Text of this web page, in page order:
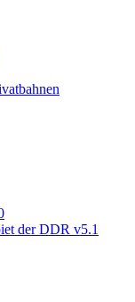
der DDR v5.1